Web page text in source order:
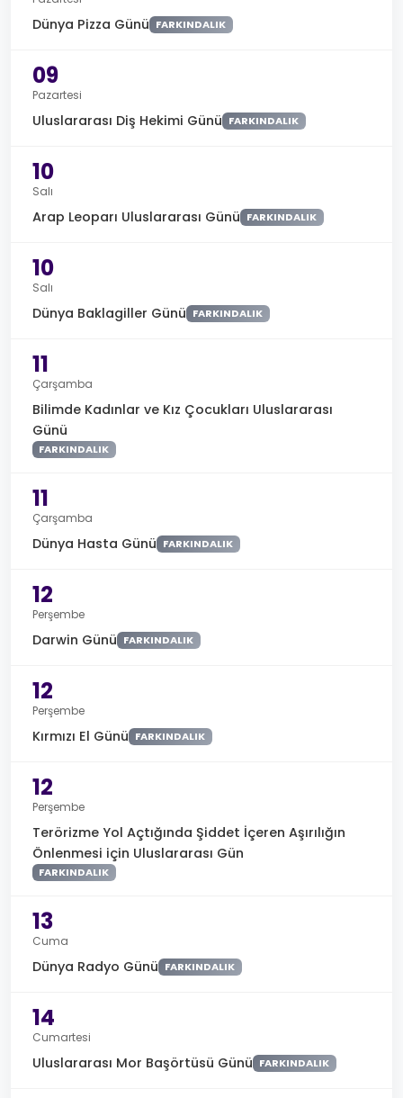
Dünya Pizza Günü FARKINDALIK
09
Pazartesi
Uluslararası Diş Hekimi Günü FARKINDALIK
10
Salı
Arap Leoparı Uluslararası Günü FARKINDALIK
10
Salı
Dünya Baklagiller Günü FARKINDALIK
11
Çarşamba
Bilimde Kadınlar ve Kız Çocukları Uluslararası
Günü
FARKINDALIK
11
Çarşamba
Dünya Hasta Günü FARKINDALIK
12
Perşembe
Darwin Günü FARKINDALIK
12
Perşembe
Kırmızı El Günü FARKINDALIK
12
Perşembe
Terörizme Yol Açtığında Şiddet İçeren Aşırılığın
Önlenmesi için Uluslararası Gün
FARKINDALIK
13
Cuma
Dünya Radyo Günü FARKINDALIK
14
Cumartesi
Uluslararası Mor Başörtüsü Günü FARKINDALIK